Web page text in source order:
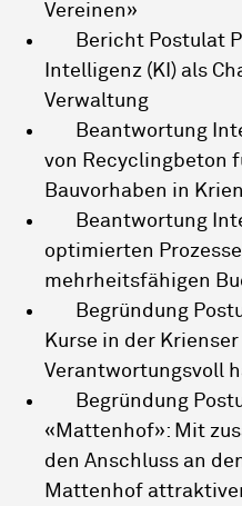
Vereinen»
Bericht Postulat
Intelligenz (KI) als
Verwaltung
Beantwortung
von Recyclingbeton
Bauvorhaben in
Beantwortung
optimierten
mehrheitsfähigen
Begründung
Kurse in der
Verantwortungsvoll
Begründung
«Mattenhof»: Mit
den Anschluss an
Mattenhof